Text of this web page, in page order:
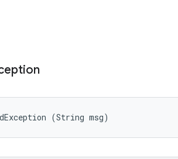
(String msg)